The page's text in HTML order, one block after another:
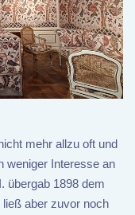
mehr allzu oft und
weniger Interesse an
übergab 1898 dem
aber zuvor noch